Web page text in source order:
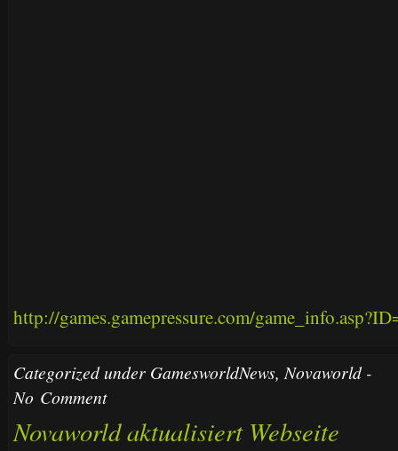
http://games.gamepressure.com/
Categorized under GamesworldNews, Novaworld-
No Comment
Novaworld aktualisiert Webseite